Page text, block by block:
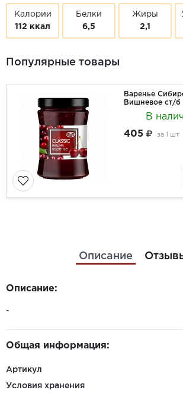
Калории
112 ккал
Белки
6,5
Жиры
2,1
Популярные товары
Варенье
Вишневое ст/б
В
405
за 1 шт
Описание
Описание:
-
Общая информация:
Артикул
Условия хранения